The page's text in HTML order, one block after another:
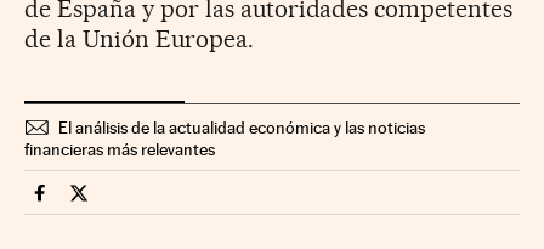
de España y por las autoridades competentes
de la Unión Europea.
El análisis de la actualidad económica y las noticias
financieras más relevantes
Mercados Financieros Cinco Días en Facebook
Mercados Financieros Cinco Días en Twitter